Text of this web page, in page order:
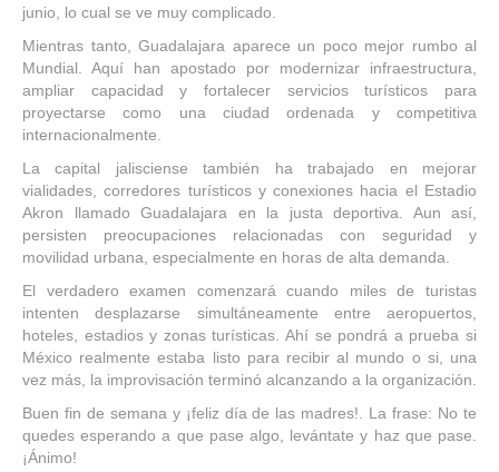
junio, lo cual se ve muy complicado.
Mientras tanto, Guadalajara aparece un poco mejor rumbo al
Mundial. Aquí han apostado por modernizar infraestructura,
ampliar capacidad y fortalecer servicios turísticos para
proyectarse como una ciudad ordenada y competitiva
internacionalmente.
La capital jalisciense también ha trabajado en mejorar
vialidades, corredores turísticos y conexiones hacia el Estadio
Akron llamado Guadalajara en la justa deportiva. Aun así,
persisten preocupaciones relacionadas con seguridad y
movilidad urbana, especialmente en horas de alta demanda.
El verdadero examen comenzará cuando miles de turistas
intenten desplazarse simultáneamente entre aeropuertos,
hoteles, estadios y zonas turísticas. Ahí se pondrá a prueba si
México realmente estaba listo para recibir al mundo o si, una
vez más, la improvisación terminó alcanzando a la organización.
Buen fin de semana y ¡feliz día de las madres!. La frase: No te
quedes esperando a que pase algo, levántate y haz que pase.
¡Ánimo!